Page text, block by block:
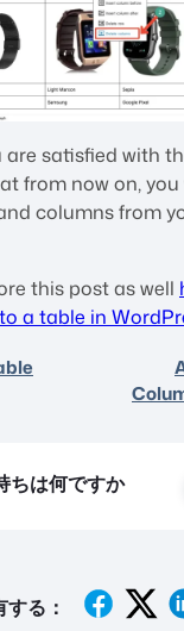
are satisfied with
from now on, you
columns from
this post as well
a table in
ちは何ですか
る：